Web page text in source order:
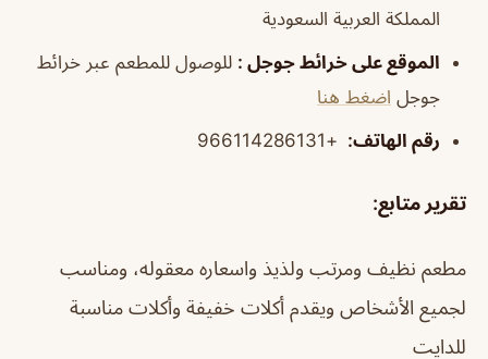
المملكة العربية السعودية
الموقع على خرائط جوجل : للوصول للمطعم عبر خرائط
جوجل اضغط هنا
رقم الهاتف: +966114286131
تقرير متابع:
مطعم نظيف ومرتب ولذيذ واسعاره معقوله، ومناسب
لجميع الأشخاص ويقدم أكلات خفيفة وأكلات مناسبة
للدايت